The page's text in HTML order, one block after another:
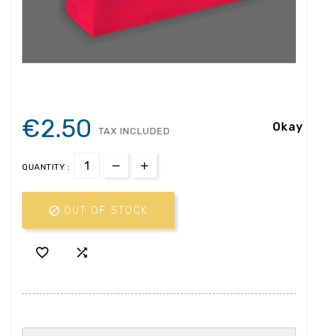
Okay
€2.50 TAX INCLUDED
QUANTITY :
 OUT OF STOCK
 